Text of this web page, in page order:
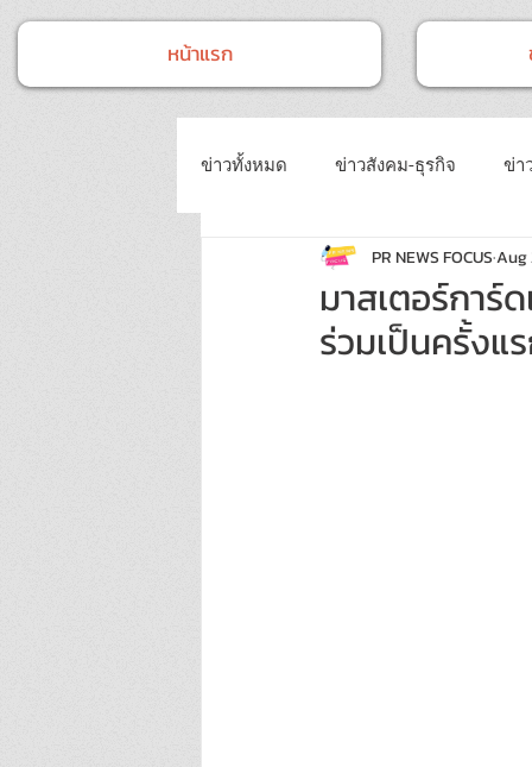
หน้าแรก
ข่าวทั้งหมด ข่าวสังคม-ธุรกิจ ข่า
ข่าวงานประชุม-อบรมสัมมนา ข่
ข่าวบันเทิง บทความประชาสัม
มาสเตอร์การ์
ร่วมเป็นครั้งแ
PR NEWS FOCUSAug